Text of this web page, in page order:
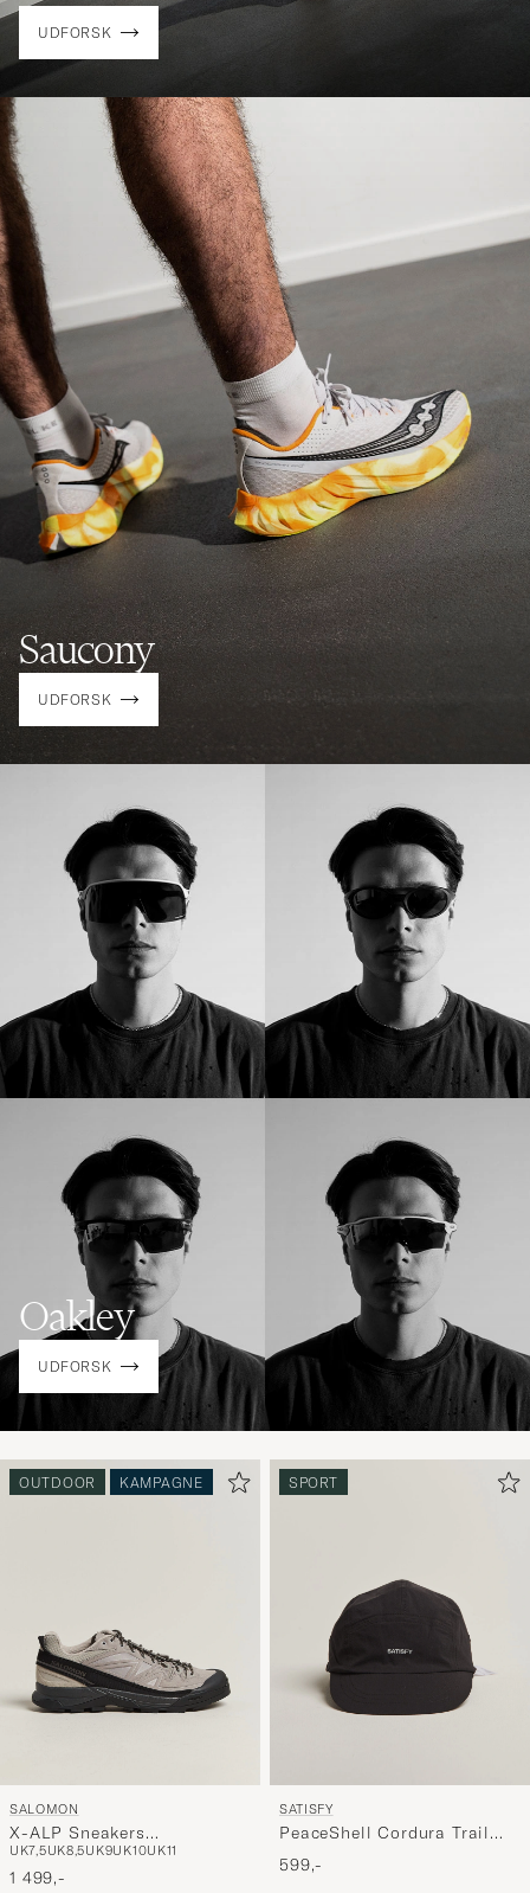
OUTDOOR KAMPAGNE
SALOMON
X-ALP Sneakers
Cloudburst/Paloma
UK7,5UK8,5UK9UK10UK11
1 499,-
SPORT
SATISFY
PeaceShell Cordura Trail
Cap Black
599,-
UDFORSK
Saucony
UDFORSK
Oakley
UDFORSK